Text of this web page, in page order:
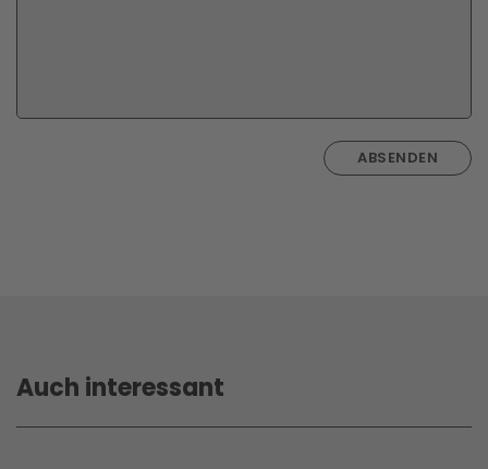
ABSENDEN
Auch interessant